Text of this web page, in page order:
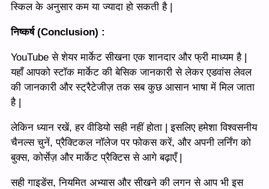
स्किल के अनुसार कम या ज्यादा हो सकती है |
निष्कर्ष (Conclusion) :
YouTube से शेयर मार्केट सीखना एक शानदार और फ्री माध्यम है |
यहाँ आपको स्टॉक मार्केट की बेसिक जानकारी से लेकर एडवांस लेवल
की जानकारी और स्ट्रैटेजीज़ तक सब कुछ आसान भाषा में मिल जाता
है |
लेकिन ध्यान रखें, हर वीडियो सही नहीं होता | इसलिए हमेशा विश्वसनीय
चैनल्स चुनें, प्रैक्टिकल नॉलेज पर फोकस करें, और अपनी लर्निंग को
बुक्स, कोर्सेज़ और मार्केट प्रैक्टिस से आगे बढ़ाएँ |
सही गाइडेंस, नियमित अभ्यास और सीखने की लगन से आप भी इस